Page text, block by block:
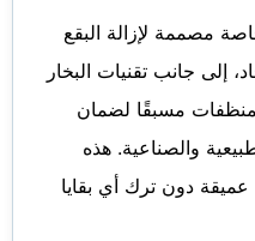
مصممة لإزالة البقع
إلى جانب تقنيات البخار
مسبقًا لضمان
والصناعية. هذه
دون ترك أي بقايا